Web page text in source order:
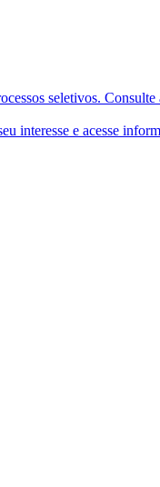
seletivos. Consulte
interesse e acesse